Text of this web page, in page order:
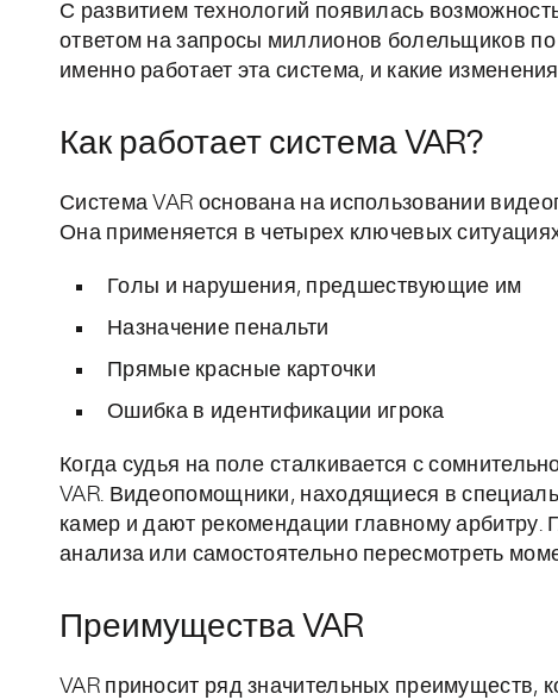
С развитием технологий появилась
ответом на запросы миллионов болельщиков
именно работает эта система, и какие
Как работает система VAR?
Система VAR основана на использовании
Она применяется в четырех ключевых
Голы и нарушения, предшествующие им
Назначение пенальти
Прямые красные карточки
Ошибка в идентификации игрока
Когда судья на поле сталкивается с
VAR. Видеопомощники, находящиеся в
камер и дают рекомендации главному
анализа или самостоятельно пересмотреть
Преимущества VAR
VAR приносит ряд значительных преимуществ,